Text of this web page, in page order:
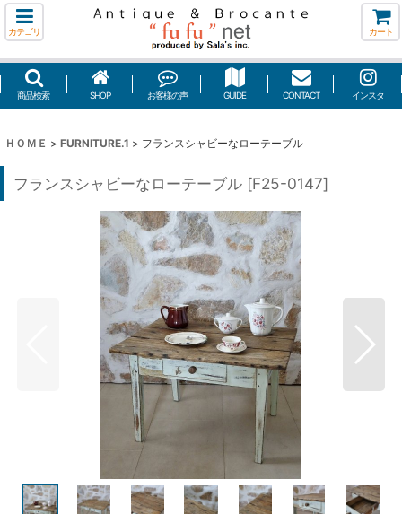
カテゴリ カート
商品検索 SHOP お客様の声 GUIDE CONTACT インスタ
ＨＯＭＥ > FURNITURE.1 > フランスシャビーなローテーブル
フランスシャビーなローテーブル [F25-0147]